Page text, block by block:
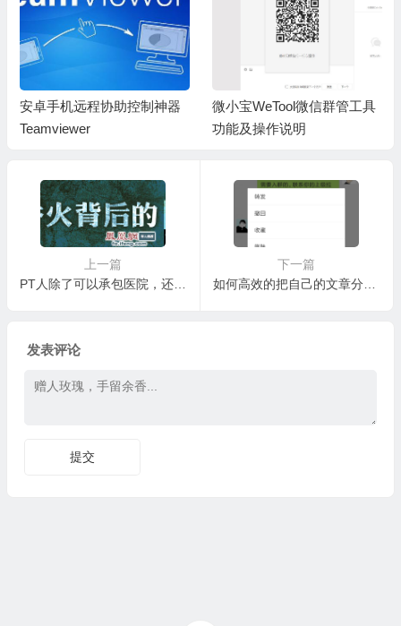
安卓手机远程协助控制神器
Teamviewer
微小宝WeTool微信群管工具
功能及操作说明
上一篇
PT人除了可以承包医院，还可以承包寺庙，不要以为月薪8000招聘和尚是开玩笑
下一篇
如何高效的把自己的文章分享推广出去，吸引更多潜在代理和精准粉丝！（157）
发表评论